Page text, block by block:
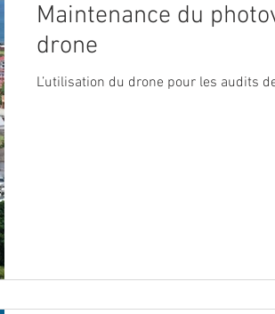
Maintenance du
drone
L’utilisation du drone